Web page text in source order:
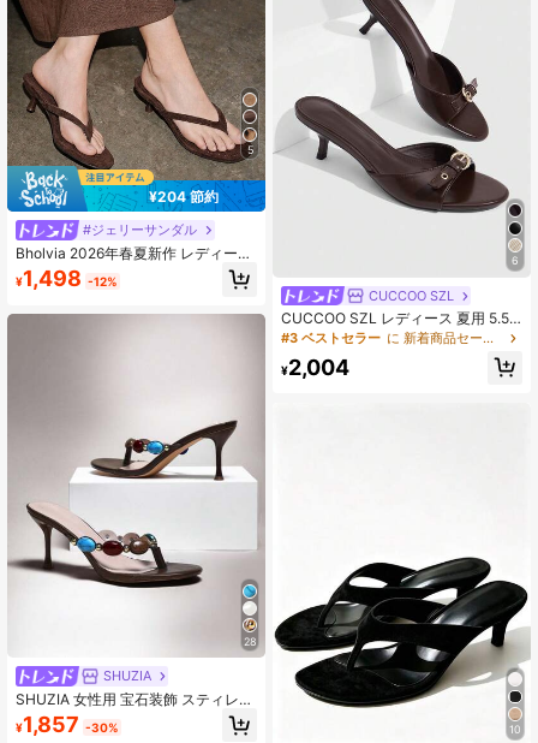
5
¥204 節約
#ジェリーサンダル
Bholvia 2026年春夏新作 レディース
ファッション ハイヒールサンダル、
ラウンドトゥ ビーチ/リゾート スリ
¥1,498 -12%
28
SHUZIA
SHUZIA 女性用 宝石装飾 スティレッ
トピンヒール デイリー ヴィンテージ
セクシー ビーチ エレガント PU革 ブ
¥1,857 -30%
6
CUCCOO SZL
CUCCOO SZL レディース 夏用 5.5c
m ラウンドトゥ オープントゥ メタル
ブラック ハイヒール、多用途でエレ
#3 ベストセラー に 新着商品セール 女性用ヒールサンダル
¥2,004
10